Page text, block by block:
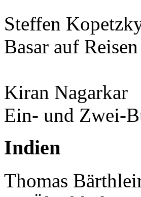
Steffen
Basar auf Reisen
Kiran Nagarkar
Ein- und Zwei-
Indien
Thomas